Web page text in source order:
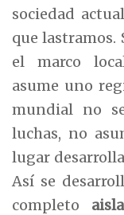
sociedad
que lastramos.
el marco
asume uno
mundial no
luchas, no
lugar
Así se
completo